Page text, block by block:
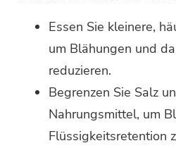
Essen Sie kleinere,
um Blähungen und
reduzieren.
Begrenzen Sie Salz
Nahrungsmittel, um
Flüssigkeitsretention